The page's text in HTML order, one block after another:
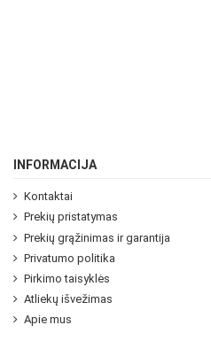
INFORMACIJA
Kontaktai
Prekių pristatymas
Prekių grąžinimas ir garantija
Privatumo politika
Pirkimo taisyklės
Atliekų išvežimas
Apie mus